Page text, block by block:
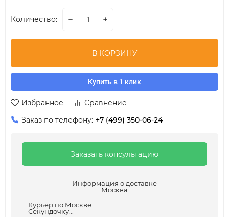
Количество:
В КОРЗИНУ
Купить в 1 клик
Избранное
Сравнение
Заказ по телефону: +7 (499) 350-06-24
Заказать консультацию
Информация о доставке
Москва
Курьер по Москве
Секундочку...